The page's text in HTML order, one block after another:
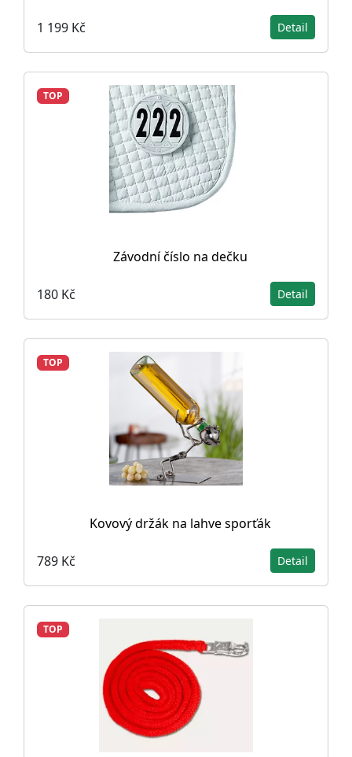
1 199 Kč Detail
TOP
Závodní číslo na dečku
180 Kč Detail
TOP
Kovový držák na lahve sporťák
789 Kč Detail
TOP